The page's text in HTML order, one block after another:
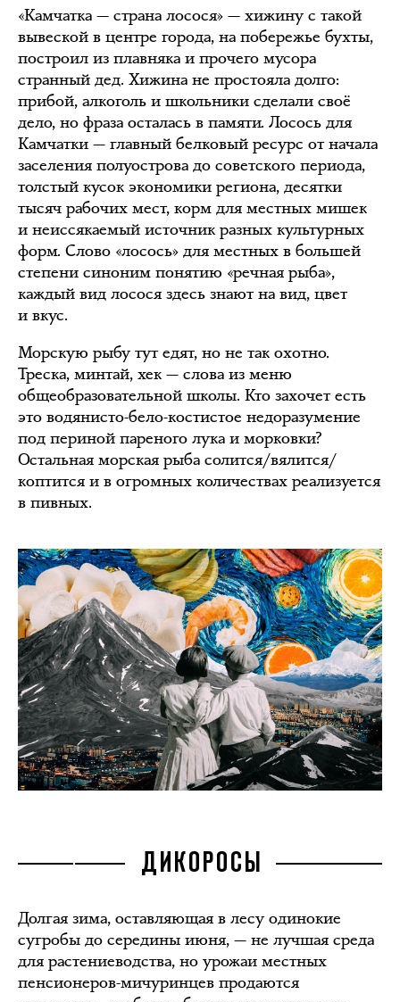
«Камчатка — страна лосося» — хижину с такой
вывеской в центре города, на побережье бухты,
построил из плавняка и прочего мусора
странный дед. Хижина не простояла долго:
прибой, алкоголь и школьники сделали своё
дело, но фраза осталась в памяти. Лосось для
Камчатки — главный белковый ресурс от начала
заселения полуострова до советского периода,
толстый кусок экономики региона, десятки
тысяч рабочих мест, корм для местных мишек
и неиссякаемый источник разных культурных
форм. Слово «лосось» для местных в большей
степени синоним понятию «речная рыба»,
каждый вид лосося здесь знают на вид, цвет
и вкус.
Морскую рыбу тут едят, но не так охотно.
Треска, минтай, хек — слова из меню
общеобразовательной школы. Кто захочет есть
это водянисто-бело-костистое недоразумение
под периной пареного лука и морковки?
Остальная морская рыба солится/вялится/
коптится и в огромных количествах реализуется
в пивных.
ДИКОРОСЫ
Долгая зима, оставляющая в лесу одинокие
сугробы до середины июня, — не лучшая среда
для растениеводства, но урожаи местных
пенсионеров-мичуринцев продаются